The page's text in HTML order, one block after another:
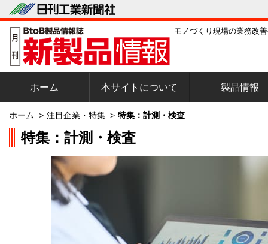
モノづくり現場の業務改
ホーム 本サイトについて 製品情報
ホーム > 注目企業・特集 > 特集：計測・検査
特集：計測・検査